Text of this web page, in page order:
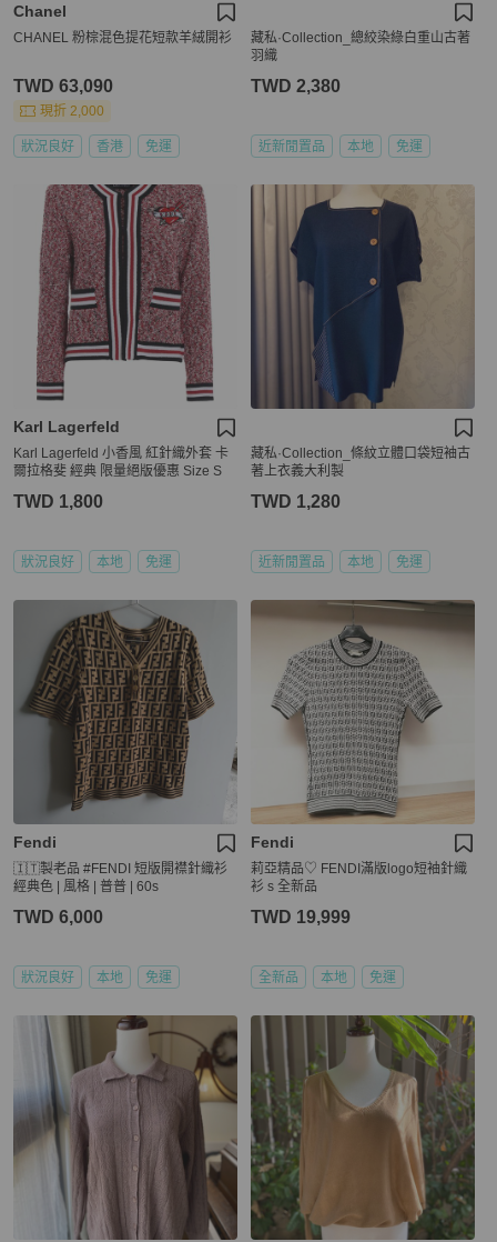
Chanel
CHANEL 粉棕混色提花短款羊絨開衫
TWD 63,090
現折 2,000
狀況良好 香港 免運
藏私·Collection_總絞染綠白重山古著
羽織
TWD 2,380
近新閒置品 本地 免運
Karl Lagerfeld
Karl Lagerfeld 小香風 紅針織外套 卡
爾拉格斐 經典 限量絕版優惠 Size S
TWD 1,800
狀況良好 本地 免運
藏私·Collection_條紋立體口袋短袖古
著上衣義大利製
TWD 1,280
近新閒置品 本地 免運
Fendi
🇮🇹製老品 #FENDI 短版開襟針織衫
經典色 | 風格 | 普普 | 60s
TWD 6,000
狀況良好 本地 免運
Fendi
莉亞精品♡ FENDI滿版logo短袖針織
衫 s 全新品
TWD 19,999
全新品 本地 免運